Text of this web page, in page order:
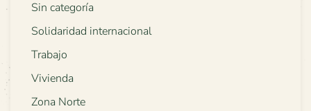
Sin categoría
Solidaridad internacional
Trabajo
Vivienda
Zona Norte